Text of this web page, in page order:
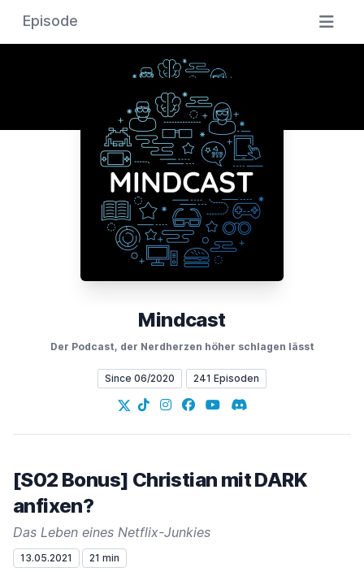
Episode
Mindcast
Der Podcast, der Nerdherzen höher schlagen lässt
Since 06/2020 241 Episoden
X TikTokInstagram
Facebook
YouTubeDiscord
[S02 Bonus] Christian mit DARK
anfixen?
Das Leben eines Netflix-Junkies
13.05.2021 21 min